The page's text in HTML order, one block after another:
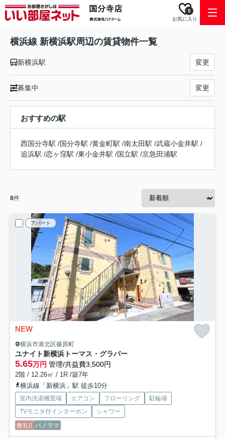
お気に入り
0
横浜線 新横浜駅周辺の賃貸物件一覧
新横浜駅 変更
募集中 変更
おすすめの駅
西国分寺駅 /国分寺駅 /黄金町駅 /南太田駅 /武蔵小金井駅 /
追浜駅 /恋ヶ窪駅 /東小金井駅 /国立駅 /京急田浦駅
8件
アパート
NEW
横浜市港北区篠原町
ユナイト新横浜トーマス・グラバー
5.65万円 管理/共益費3,500円
2階 / 12.26㎡ / 1R /築7年
横浜線「新横浜」駅 徒歩10分
室内洗濯機置場 エアコン フローリング
駐輪場
TVモニタ付インターホン
シャワー
敷礼0 パノラマ